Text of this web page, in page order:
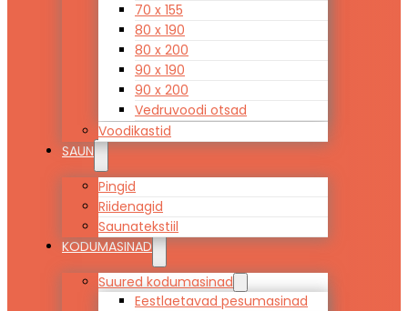
70 x 155
80 x 190
80 x 200
90 x 190
90 x 200
Vedruvoodi otsad
Voodikastid
SAUN
Pingid
Riidenagid
Saunatekstiil
KODUMASINAD
Suured kodumasinad
Eestlaetavad pesumasinad